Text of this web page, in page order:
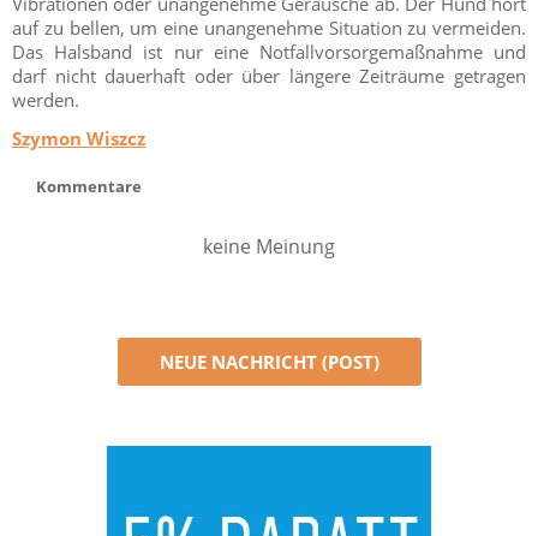
auf zu bellen, um eine unangenehme Situation zu vermeiden.
Das Halsband ist nur eine Notfallvorsorgemaßnahme und
darf nicht dauerhaft oder über längere Zeiträume getragen
werden.
Szymon Wiszcz
Kommentare
keine Meinung
NEUE NACHRICHT (POST)